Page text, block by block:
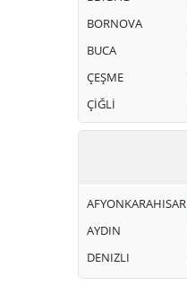
BORNOVA
BUCA
ÇEŞME
ÇİĞLİ
AFYONKARAHISAR
AYDIN
DENIZLI